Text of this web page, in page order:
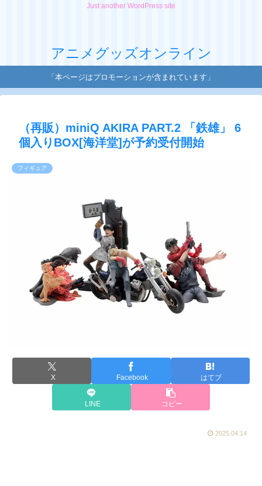
Just another WordPress site
アニメグッズオンライン
「本ページはプロモーションが含まれています」
（再販）miniQ AKIRA PART.2 「鉄雄」 6
個入りBOX[海洋堂]が予約受付開始
フィギュア
X Facebook はてブ
LINE コピー
2025.04.14